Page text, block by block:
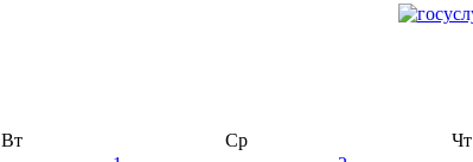
Вт Ср Чт